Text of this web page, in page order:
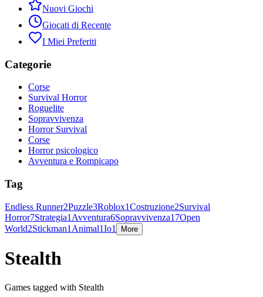
Nuovi Giochi
Giocati di Recente
I Miei Preferiti
Categorie
Corse
Survival Horror
Roguelite
Sopravvivenza
Horror Survival
Corse
Horror psicologico
Avventura e Rompicapo
Tag
Endless Runner2Puzzle3Roblox1Costruzione2Survival
Horror7Strategia1 Avventura6Sopravvivenza17Open
World2Stickman1 Animal1Io1 More
Stealth
Games tagged with Stealth